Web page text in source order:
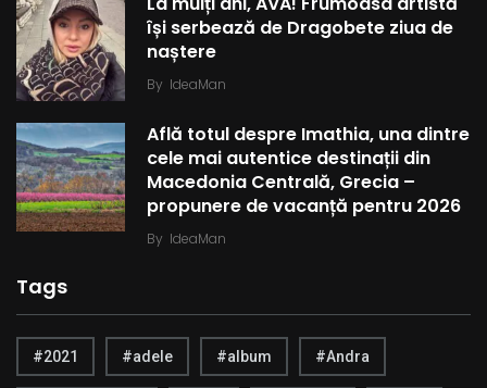
își serbează de Dragobete ziua de
naștere
By IdeaMan
Află totul despre Imathia, una dintre
cele mai autentice destinații din
Macedonia Centrală, Grecia –
propunere de vacanță pentru 2026
By IdeaMan
Tags
#2021 #adele #album #Andra